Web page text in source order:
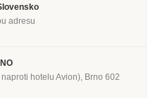
adresu
hotelu Avion), Brno 602